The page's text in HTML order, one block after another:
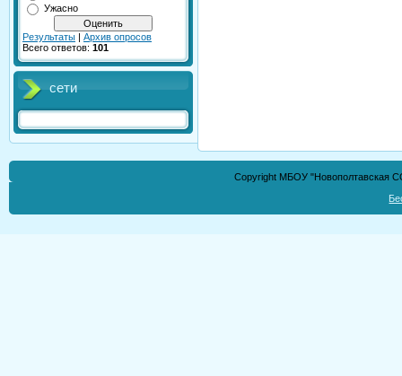
Ужасно
Результаты | Архив опросов
Всего ответов: 101
сети
Copyright МБОУ "Новополтавская